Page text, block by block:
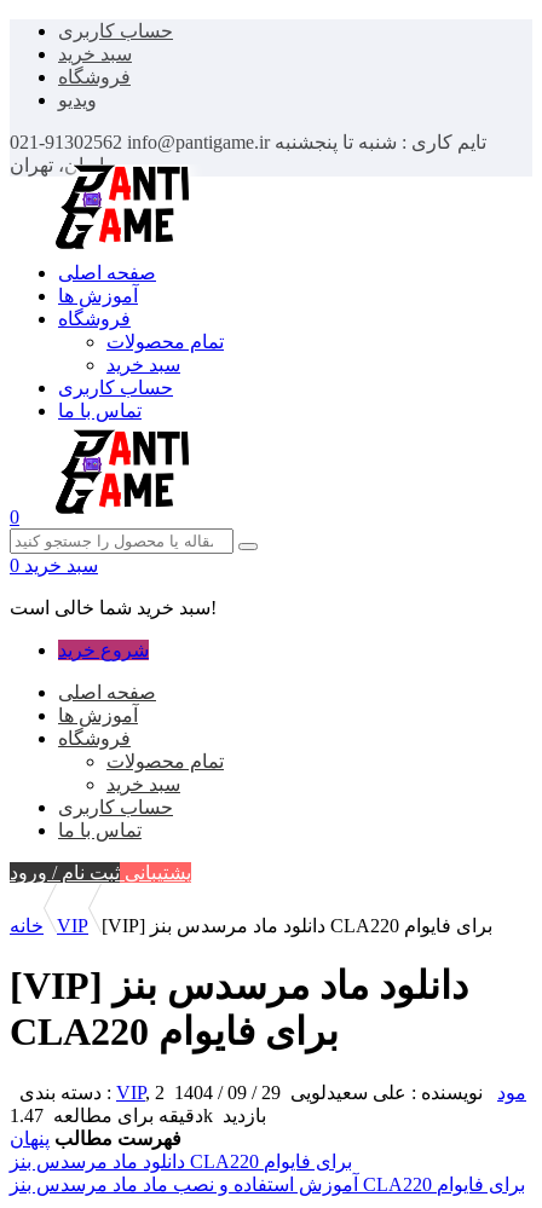
حساب کاربری
سبد خرید
فروشگاه
ویدیو
021-91302562 info@pantigame.ir تایم کاری : شنبه تا پنجشنبه
ایران، تهران
صفحه اصلی
آموزش ها
فروشگاه
تمام محصولات
سبد خرید
حساب کاربری
تماس با ما
0
سبد خرید 0
سبد خرید شما خالی است!
شروع خرید
صفحه اصلی
آموزش ها
فروشگاه
تمام محصولات
سبد خرید
حساب کاربری
تماس با ما
پشتیبانی ثبت نام / ورود
خانه VIP [VIP] دانلود ماد مرسدس بنز CLA220 برای فایوام
[VIP] دانلود ماد مرسدس بنز
CLA220 برای فایوام
دسته بندی : VIP, مود نویسنده : علی سعیدلویی
2
دقیقه برای مطالعه
1.47k بازدید
فهرست مطالب پنهان
دانلود ماد مرسدس بنز CLA220 برای فایوام
آموزش استفاده و نصب ماد ماد مرسدس بنز CLA220 برای فایوام